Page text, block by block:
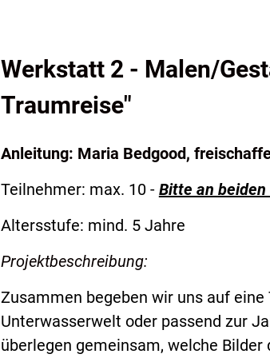
Werkstatt 2 - Malen/
Traumreise"
Anleitung: Maria Bedgood,
Teilnehmer: max. 10 - Bitte an
Altersstufe: mind. 5 Jahre
Projektbeschreibung:
Zusammen begeben wir uns auf
Unterwasserwelt oder passend zur
überlegen gemeinsam, welche